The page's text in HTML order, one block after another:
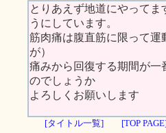
とりあえず地道にやって
うにしています。
筋肉痛は腹直筋に限って運
が）
痛みから回復する期間が一
のでしょうか
よろしくお願いします
[タイトル一覧] [TOP